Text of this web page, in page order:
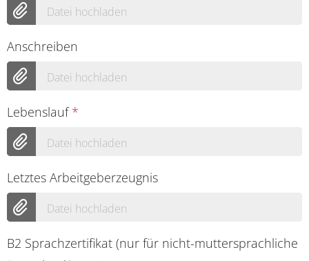
Datei hochladen
Anschreiben
Datei hochladen
Lebenslauf*
Datei hochladen
Letztes Arbeitgeberzeugnis
Datei hochladen
B2 Sprachzertifikat (nur für nicht-muttersprachliche